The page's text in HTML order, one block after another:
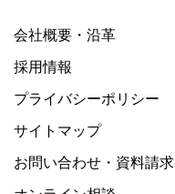
会社概要・沿革
採用情報
プライバシーポリシー
サイトマップ
お問い合わせ・資料請求